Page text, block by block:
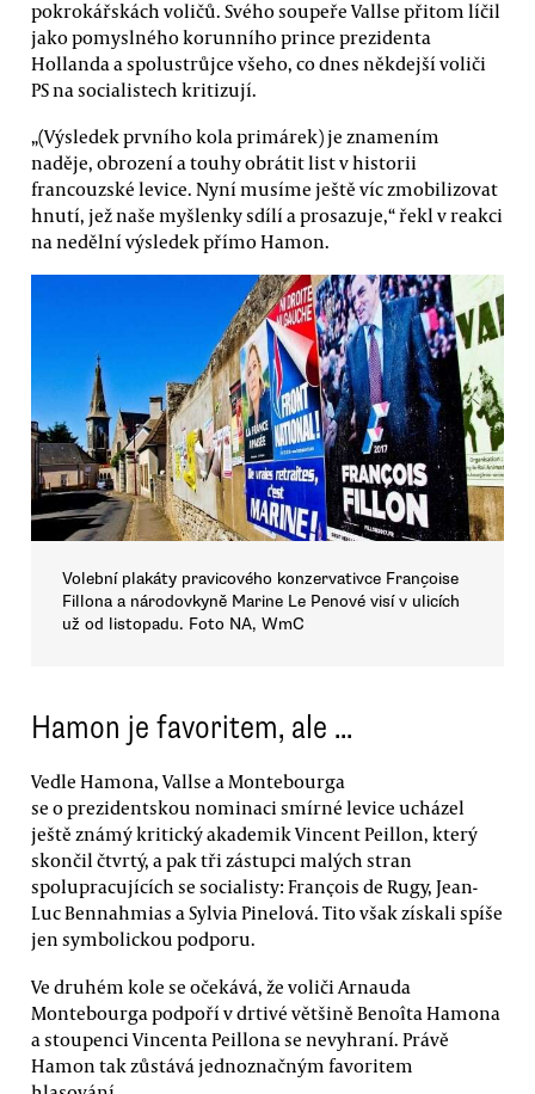
pokrokářskách voličů. Svého soupeře Vallse přitom líčil
jako pomyslného korunního prince prezidenta
Hollanda a spolustrůjce všeho, co dnes někdejší voliči
PS na socialistech kritizují.
„(Výsledek prvního kola primárek) je znamením
naděje, obrození a touhy obrátit list v historii
francouzské levice. Nyní musíme ještě víc zmobilizovat
hnutí, jež naše myšlenky sdílí a prosazuje,“ řekl v reakci
na nedělní výsledek přímo Hamon.
Volební plakáty pravicového konzervativce Françoise
Fillona a národovkyně Marine Le Penové visí v ulicích
už od listopadu. Foto NA, WmC
Hamon je favoritem, ale ...
Vedle Hamona, Vallse a Montebourga
se o prezidentskou nominaci smírné levice ucházel
ještě známý kritický akademik Vincent Peillon, který
skončil čtvrtý, a pak tři zástupci malých stran
spolupracujících se socialisty: François de Rugy, Jean-
Luc Bennahmias a Sylvia Pinelová. Tito však získali spíše
jen symbolickou podporu.
Ve druhém kole se očekává, že voliči Arnauda
Montebourga podpoří v drtivé většině Benoîta Hamona
a stoupenci Vincenta Peillona se nevyhraní. Právě
Hamon tak zůstává jednoznačným favoritem